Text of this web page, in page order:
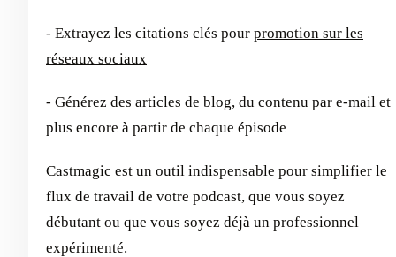
- Extrayez les citations clés pour promotion sur les
réseaux sociaux
- Générez des articles de blog, du contenu par e-mail et
plus encore à partir de chaque épisode
Castmagic est un outil indispensable pour simplifier le
flux de travail de votre podcast, que vous soyez
débutant ou que vous soyez déjà un professionnel
expérimenté.